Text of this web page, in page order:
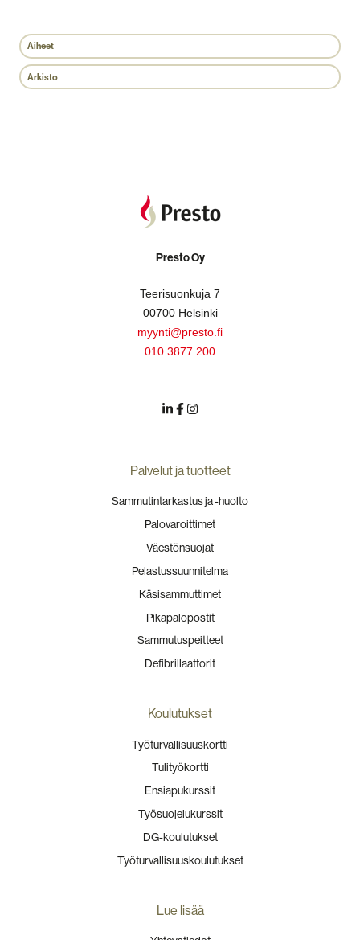
Aiheet
Arkisto
Presto Oy
Teerisuonkuja 7
00700 Helsinki
myynti@presto.fi
010 3877 200
Palvelut ja tuotteet
Sammutintarkastus ja -huolto
Palovaroittimet
Väestönsuojat
Pelastussuunnitelma
Käsisammuttimet
Pikapalopostit
Sammutuspeitteet
Defibrillaattorit
Koulutukset
Työturvallisuuskortti
Tulityökortti
Ensiapukurssit
Työsuojelukurssit
DG-koulutukset
Työturvallisuuskoulutukset
Lue lisää